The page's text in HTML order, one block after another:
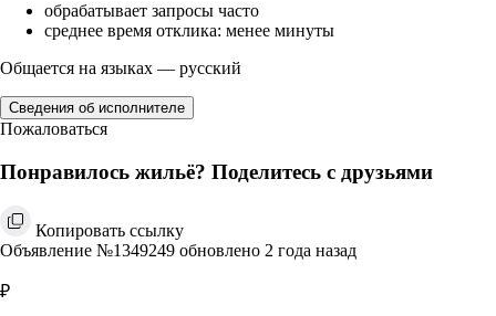
обрабатывает запросы часто
среднее время отклика: менее минуты
Общается на языках — русский
Сведения об исполнителе
Пожаловаться
Понравилось жильё? Поделитесь с друзьями
Копировать ссылку
Объявление №1349249 обновлено 2 года назад
₽